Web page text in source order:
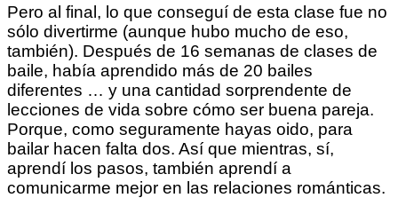
Pero al final, lo que conseguí de esta clase fue no
sólo divertirme (aunque hubo mucho de eso,
también). Después de 16 semanas de clases de
baile, había aprendido más de 20 bailes
diferentes … y una cantidad sorprendente de
lecciones de vida sobre cómo ser buena pareja.
Porque, como seguramente hayas oido, para
bailar hacen falta dos. Así que mientras, sí,
aprendí los pasos, también aprendí a
comunicarme mejor en las relaciones románticas.